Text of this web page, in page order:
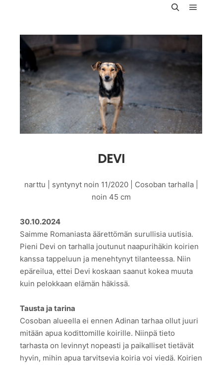
DEVI
narttu | syntynyt noin 11/2020 | Cosoban tarhalla |
noin 45 cm
30.10.2024
Saimme Romaniasta äärettömän surullisia uutisia.
Pieni Devi on tarhalla joutunut naapurihäkin koirien
kanssa tappeluun ja menehtynyt tilanteessa. Niin
epäreilua, ettei Devi koskaan saanut kokea muuta
kuin pelokkaan elämän häkissä.
Tausta ja tarina
Cosoban alueella ei ennen Adinan tarhaa ollut juuri
mitään apua kodittomille koirille. Niinpä tieto
tarhasta on levinnyt nopeasti ja paikalliset tietävät
hyvin, mihin apua tarvitsevia koiria voi viedä. Koirien